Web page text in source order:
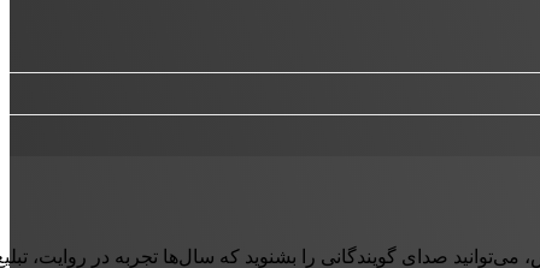
صدای گویندگانی را بشنوید که سال‌ها تجربه در روایت،